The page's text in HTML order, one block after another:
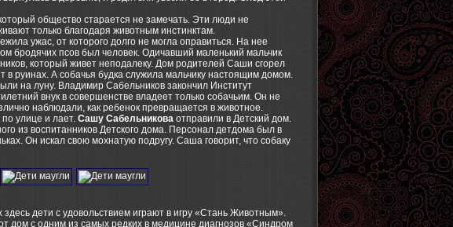
общество старается не замечать. Эти люди не
только благодаря животным инстинктам.
ужас, от которого долго не могла оправиться. На нее
бродячих псов был человек. Одичавший маленький мальчик
который живет неподалеку. Дом родителей Саши сгорел
руинах. А собачья будка служила мальчику настоящим домом.
на луну. Владимир Сабельников закончил Институт
внук в совершенстве владеет только собачьим. Он не
наблюдали, как ребенок превращается в животное.
улице и лает. Сашу Сабельникова отправили в Детский дом.
из воспитанников Детского дома. Персонал детдома был в
Он искал свою мохнатую подругу. Саша говорит, что собаку
дети с удовольствием играют в игру «Стань Животным».
дом с одним из самых редких в медицине диагнозов «Синдром